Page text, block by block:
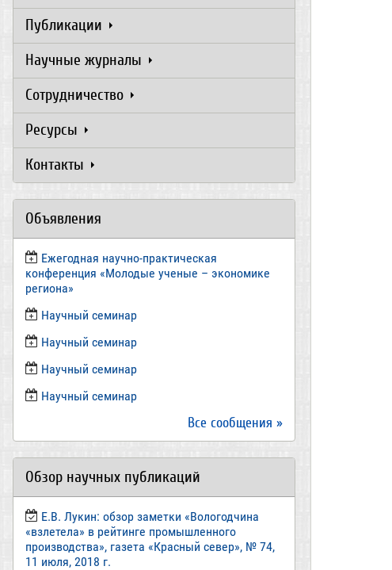
Публикации
Научные журналы
Сотрудничество
Ресурсы
Контакты
Объявления
Ежегодная научно-практическая
конференция «Молодые ученые – экономике
региона»
​Научный семинар
​Научный семинар
Научный семинар
​Научный семинар
Все сообщения »
Обзор научных публикаций
Е.В. Лукин: обзор заметки «Вологодчина
«взлетела» в рейтинге промышленного
производства», газета «Красный север», № 74,
11 июля, 2018 г.